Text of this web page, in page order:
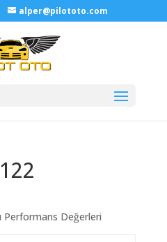
alper@pilototo.com
Performans Değerleri